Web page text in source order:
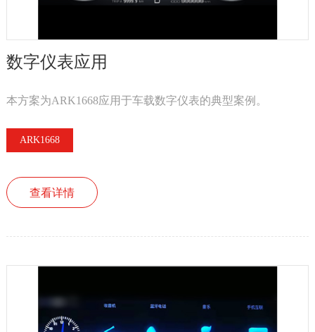
数字仪表应用
本方案为ARK1668应用于车载数字仪表的典型案例。
ARK1668
查看详情